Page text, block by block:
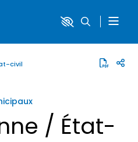
civil
/ État-